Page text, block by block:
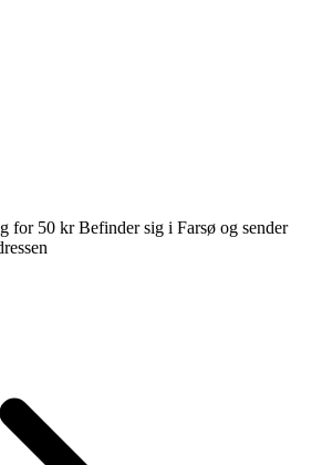
for 50 kr Befinder sig i Farsø og sender